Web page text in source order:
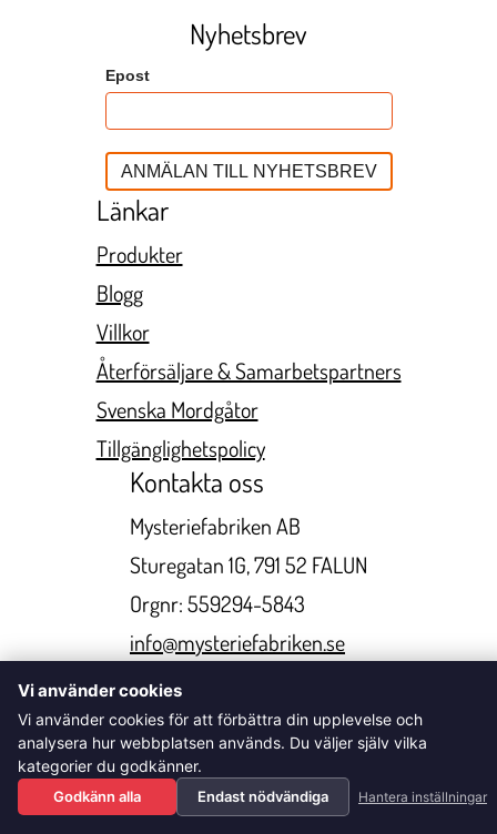
Nyhetsbrev
Epost
Länkar
Produkter
Blogg
Villkor
Återförsäljare & Samarbetspartners
Svenska Mordgåtor
Tillgänglighetspolicy
Kontakta oss
Mysteriefabriken AB
Sturegatan 1G, 791 52 FALUN
Orgnr: 559294-5843
info@mysteriefabriken.se
+46730298100
© 2026 Mysteriefabriken & Svenska Mordgåtor. All Rights
Reserved.
Vi använder cookies
Vi använder cookies för att förbättra din upplevelse och
analysera hur webbplatsen används. Du väljer själv vilka
kategorier du godkänner.
Godkänn alla Endast nödvändiga Hantera inställningar